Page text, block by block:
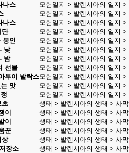
나스
모험일지 > 발렌시아의 일지 >
모험일지 > 발렌시아의 일지 >
나스
모험일지 > 발렌시아의 일지 >
단
모험일지 > 발렌시아의 일지 >
봉인
모험일지 > 발렌시아의 일지 >
낮
모험일지 > 발렌시아의 일지 >
밤
모험일지 > 발렌시아의 일지 >
선물
모험일지 > 발렌시아의 일지 >
투이 발락스모험일지 > 발렌시아의 일지 >
맛
모험일지 > 발렌시아의 일지 >
모험일지 > 발렌시아의 일지 >
초
생태 > 발렌시아의 생태 > 사
이
생태 > 발렌시아의 생태 > 사
이
생태 > 발렌시아의 생태 > 사
꾼
생태 > 발렌시아의 생태 > 사
상
생태 > 발렌시아의 생태 > 사
장소
생태 > 발렌시아의 생태 > 사